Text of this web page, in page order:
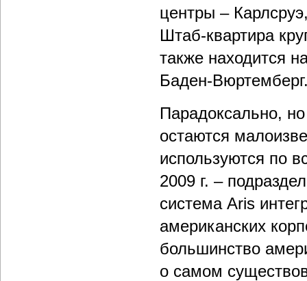
центры –
Штаб-квартира
также находится
Баден-
Парадоксально,
остаются
используются по
2009 г. –
система Aris
американских
большинство
о самом